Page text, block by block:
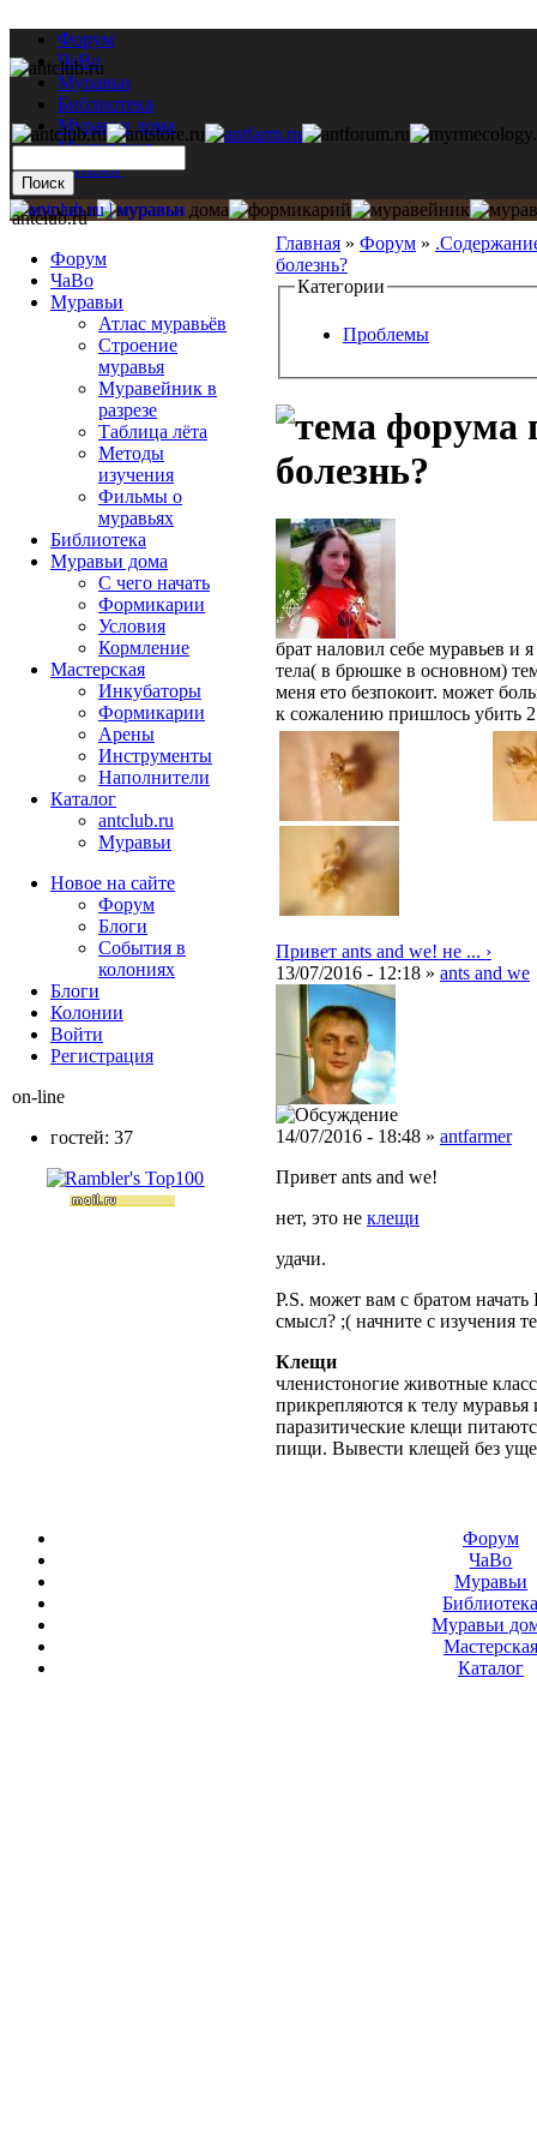
Форум
ЧаВо
Муравьи
Библиотека
Муравьи дома
Мастерская
Каталог
Главная » Форум »
болезнь?
Категории
Проблемы
болезнь?
брат наловил себе муравьев и
тела( в брюшке в основном)
меня ето безпокоит. может
к сожалению пришлось убить
Привет ants and we! не ... ›
13/07/2016 - 12:18 » ants and we
14/07/2016 - 18:48 » antfarmer
Привет ants and we!
нет, это не клещи
удачи.
P.S. может вам с братом
смысл? ;( начните с изучения
Клещи
членистоногие животные
прикрепляются к телу
паразитические клещи
пищи. Вывести клещей без
antclub.ru
Форум
ЧаВо
Муравьи
Атлас муравьёв
Строение
муравья
Муравейник в
разрезе
Таблица лёта
Методы
изучения
Фильмы о
муравьях
Библиотека
Муравьи дома
С чего начать
Формикарии
Условия
Кормление
Мастерская
Инкубаторы
Формикарии
Арены
Инструменты
Наполнители
Каталог
antclub.ru
Муравьи
Новое на сайте
Форум
Блоги
События в
колониях
Блоги
Колонии
Войти
Peгиcтpaция
on-line
гостей: 37
Форум
ЧаВо
Муравьи
Муравьи
Мастерская
Каталог